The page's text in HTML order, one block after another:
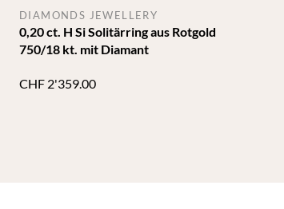
0,20 ct. H Si Solitärring aus Rotgold
750/18 kt. mit Diamant
DIAMONDS JEWELLERY
CHF 2'359.00